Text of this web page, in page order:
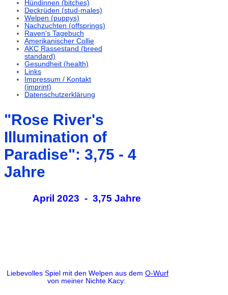
Hündinnen (bitches)
Deckrüden (stud-males)
Welpen (puppys)
Nachzuchten (offsprings)
Raven's Tagebuch
Amerikanischer Collie
AKC Rassestand (breed
standard)
Gesundheit (health)
Links
Impressum / Kontakt
(imprint)
Datenschutzerklärung
"Rose River's
Illumination of
Paradise": 3,75 - 4
Jahre
April 2023 - 3,75 Jahre
Liebevolles Spiel mit den Welpen aus dem O-Wurf
von meiner Nichte Kacy: